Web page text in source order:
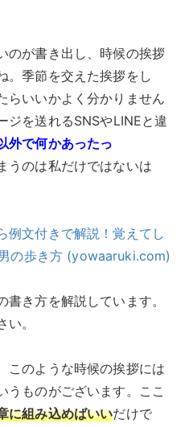
のが書き出し、時候の挨拶
。季節を交えた挨拶をし
らいいかよく分かりません
ジを送れるSNSやLINEと違
外で何かあったっ
うのは私だけではないは
例文付きで解説！覚えてし
の歩き方 (yowaaruki.com)
き方を解説しています。
。
このような時候の挨拶には
うものがございます。ここ
に組み込めばいいだけで